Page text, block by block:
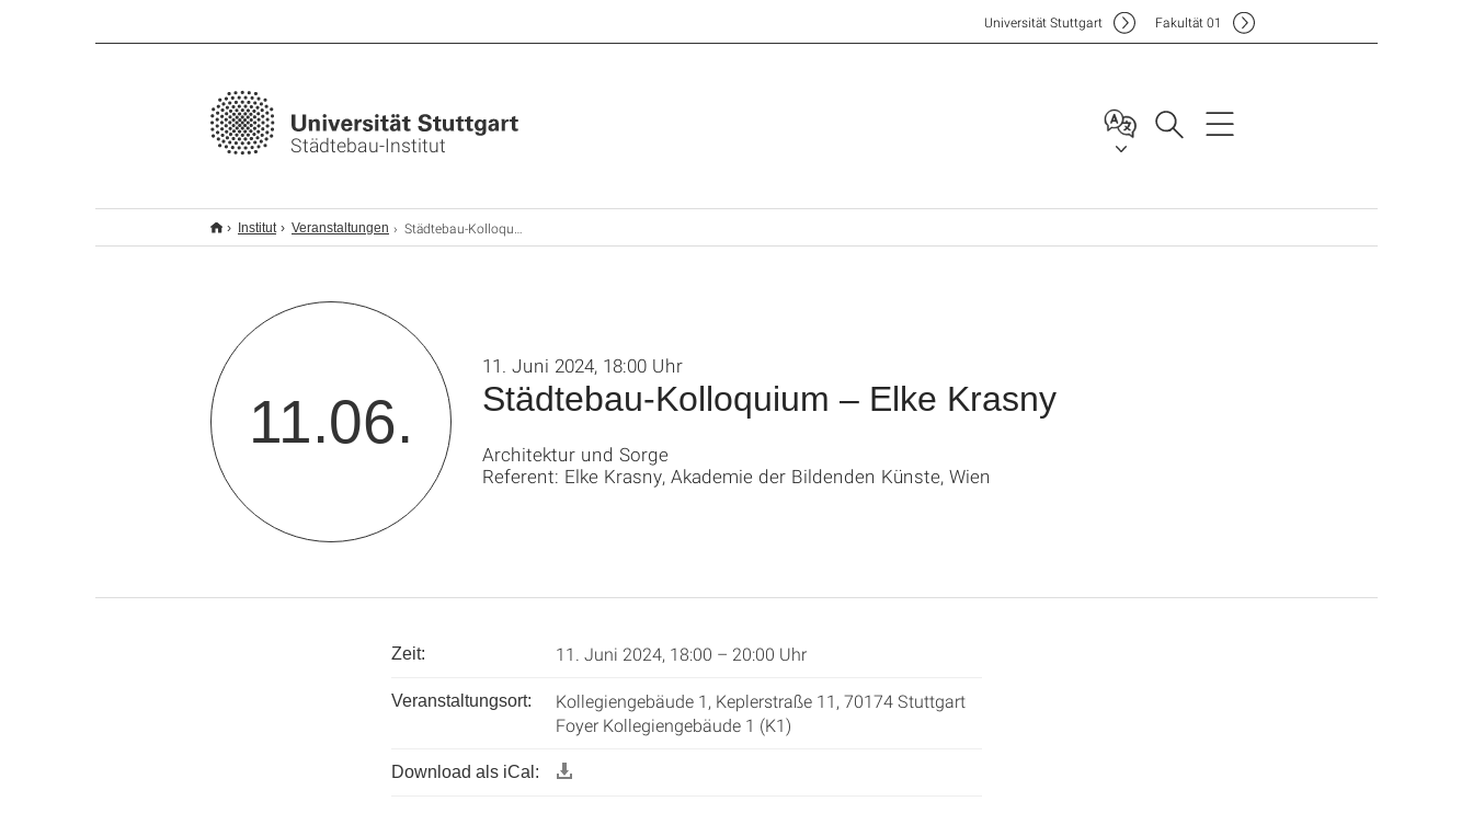
Städtebau-Institut
Universität Stuttgart Fakultät01
Institut Veranstaltungen Städtebau-Kolloquium – Elke Krasny
11.06. Städtebau-Kolloquium – Elke Krasny
11. Juni 2024, 18:00 Uhr
Architektur und Sorge
Referent: Elke Krasny, Akademie der Bildenden Künste, Wien
Zeit: 11. Juni 2024, 18:00 – 20:00 Uhr
Veranstaltungsort:
Kollegiengebäude 1, Keplerstraße 11, 70174 Stuttgart
Foyer Kollegiengebäude 1 (K1)
Download als iCal: